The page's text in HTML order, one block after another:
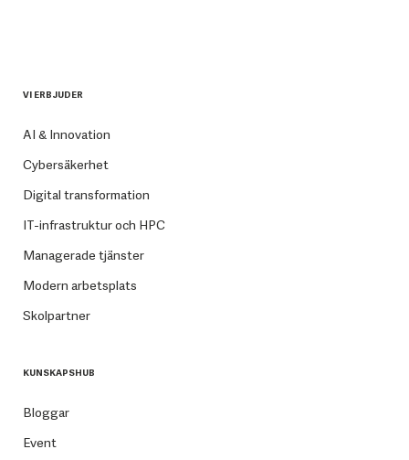
VI ERBJUDER
AI & Innovation
Cybersäkerhet
Digital transformation
IT-infrastruktur och HPC
Managerade tjänster
Modern arbetsplats
Skolpartner
KUNSKAPSHUB
Bloggar
Event